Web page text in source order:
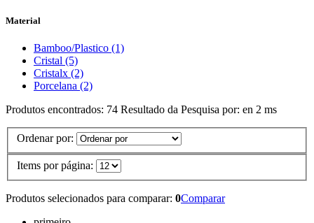
Material
Bamboo/Plastico (1)
Cristal (5)
Cristalx (2)
Porcelana (2)
Produtos encontrados: 74 Resultado da Pesquisa por: en 2 ms
Ordenar por:
Items por página:
Produtos selecionados para comparar: 0Comparar